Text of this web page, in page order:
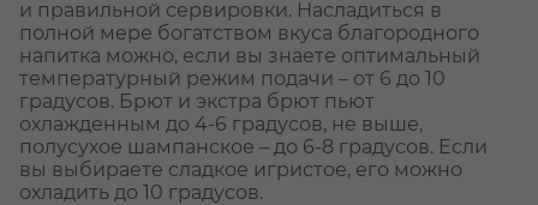
и правильной сервировки. Насладиться в
полной мере богатством вкуса благородного
напитка можно, если вы знаете оптимальный
температурный режим подачи – от 6 до 10
градусов. Брют и экстра брют пьют
охлажденным до 4-6 градусов, не выше,
полусухое шампанское – до 6-8 градусов. Если
вы выбираете сладкое игристое, его можно
охладить до 10 градусов.